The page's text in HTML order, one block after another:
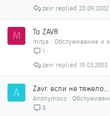
20.09.2002
zavr
M To ZAVR
mitya
Обслуживание и
1
19.03.2003
zavr
A Zavr. если не тяжело...
Anonymous
8